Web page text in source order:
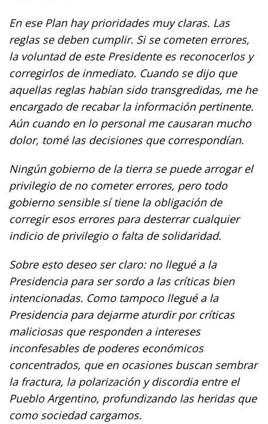
En ese Plan hay prioridades muy claras. Las
reglas se deben cumplir. Si se cometen errores,
la voluntad de este Presidente es reconocerlos y
corregirlos de inmediato. Cuando se dijo que
aquellas reglas habían sido transgredidas, me he
encargado de recabar la información pertinente.
Aún cuando en lo personal me causaran mucho
dolor, tomé las decisiones que correspondían.
Ningún gobierno de la tierra se puede arrogar el
privilegio de no cometer errores, pero todo
gobierno sensible sí tiene la obligación de
corregir esos errores para desterrar cualquier
indicio de privilegio o falta de solidaridad.
Sobre esto deseo ser claro: no llegué a la
Presidencia para ser sordo a las críticas bien
intencionadas. Como tampoco llegué a la
Presidencia para dejarme aturdir por críticas
maliciosas que responden a intereses
inconfesables de poderes económicos
concentrados, que en ocasiones buscan sembrar
la fractura, la polarización y discordia entre el
Pueblo Argentino, profundizando las heridas que
como sociedad cargamos.